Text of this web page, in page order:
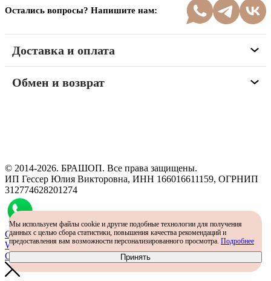
Остались вопросы? Напишите нам:
Доставка и оплата
Обмен и возврат
© 2014-2026. БРАШОП. Все права защищены.
ИП Гессер Юлия Викторовна, ИНН 166016611159, ОГРНИП
312774628201274
Самый простой способ определить размер - консультация в
WhatsApp
Определить размер
Мы используем файлы cookie и другие подобные технологии для получения
данных с целью сбора статистики, повышения качества рекомендаций и
предоставления вам возможности персонализированного просмотра. Подробнее
Принять